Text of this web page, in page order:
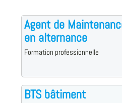
Agent de
en alternance
Formation professionnelle
BTS bâtiment